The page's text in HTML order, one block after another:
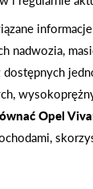
nadwozia,
dostępnych
Opel